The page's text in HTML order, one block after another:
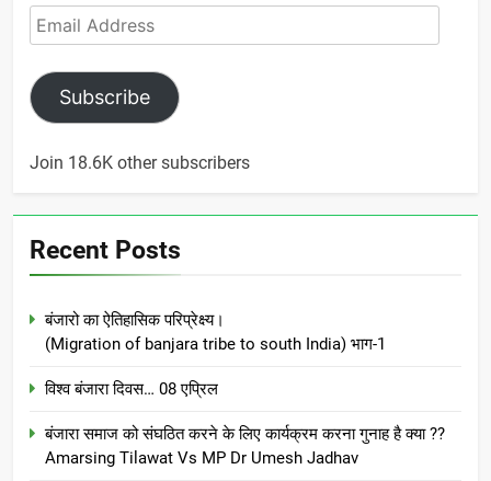
Email
Address
Subscribe
Join 18.6K other subscribers
Recent Posts
बंजारो का ऐतिहासिक परिप्रेक्ष्य।
(Migration of banjara tribe to south India) भाग-1
विश्व बंजारा दिवस… 08 एप्रिल
बंजारा समाज को संघठित करने के लिए कार्यक्रम करना गुनाह है क्या ??
Amarsing Tilawat Vs MP Dr Umesh Jadhav